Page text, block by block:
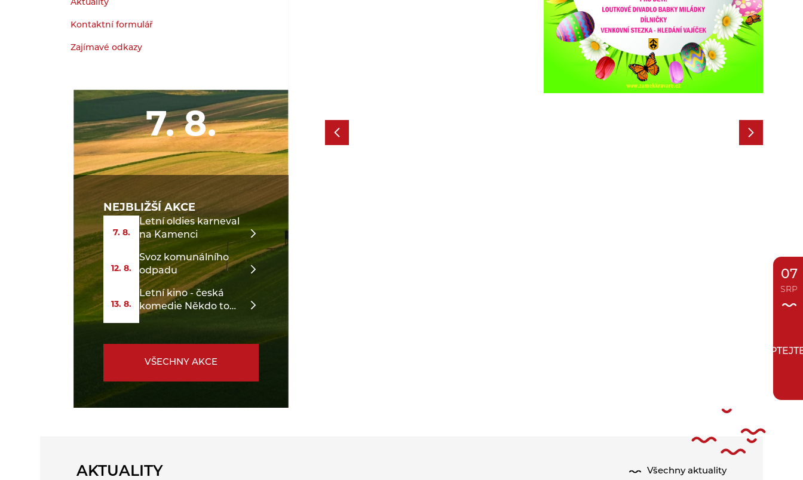
Aktuality
Kontaktní formulář
Zajímavé odkazy
7. 8.
NEJBLIŽŠÍ AKCE
7. 8.
Letní oldies karneval
na Kamenci
12. 8.
Svoz komunálního
odpadu
13. 8.
Letní kino - česká
komedie Někdo to
VŠECHNY AKCE
AKTUALITY Všechny aktuality
07
SRP